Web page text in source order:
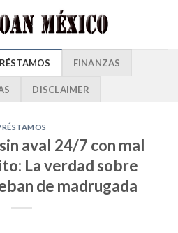
FINANZAS
DISCLAIMER
aval 24/7 con mal
La verdad sobre
de madrugada